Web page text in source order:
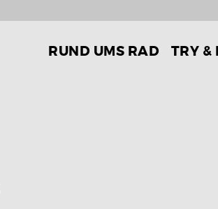
RUND UMS RAD TRY &